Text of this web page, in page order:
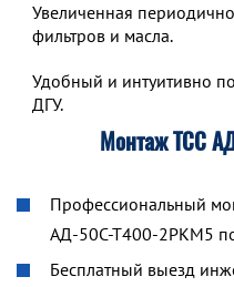
Увеличенная
фильтров и масла.
Удобный и интуитивно
ДГУ.
Монтаж ТСС
Профессиональный
АД-50С-Т400-2РКМ5
Бесплатный выезд